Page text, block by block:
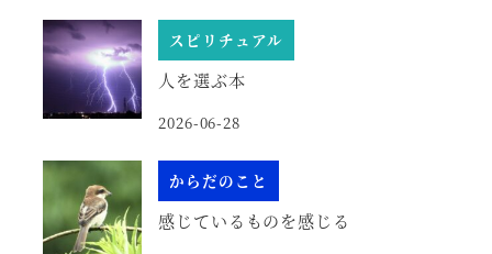
スピリチュアル
人を選ぶ本
2026-06-28
からだのこと
感じているものを感じる